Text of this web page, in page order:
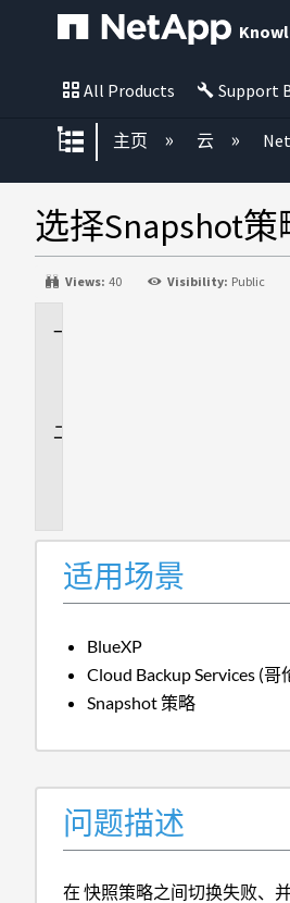
All Products Support
扩展/隐缩全局层
主页 云
选择Snapshot
Views: 40 Visibility: Public
适用场景
BlueXP
Cloud Backup Services (
Snapshot 策略
问题描述
在 快照策略之间切换失败、